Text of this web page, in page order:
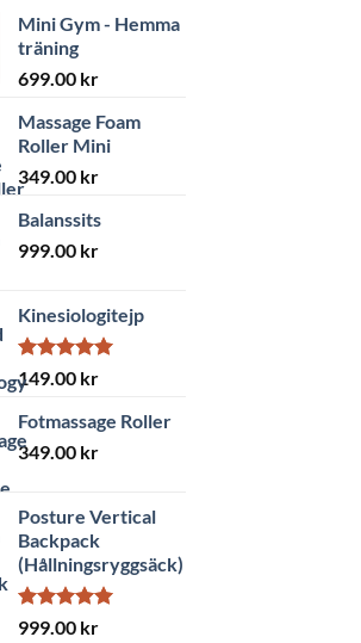
Mini Gym - Hemma
träning
699.00 kr
Massage Foam
Roller Mini
349.00 kr
Balanssits
999.00 kr
Kinesiologitejp
Betygsatt
5.00
149.00 kr
Fotmassage Roller
349.00 kr
Posture Vertical
Backpack
(Hållningsryggsäck)
Betygsatt
999.00 kr